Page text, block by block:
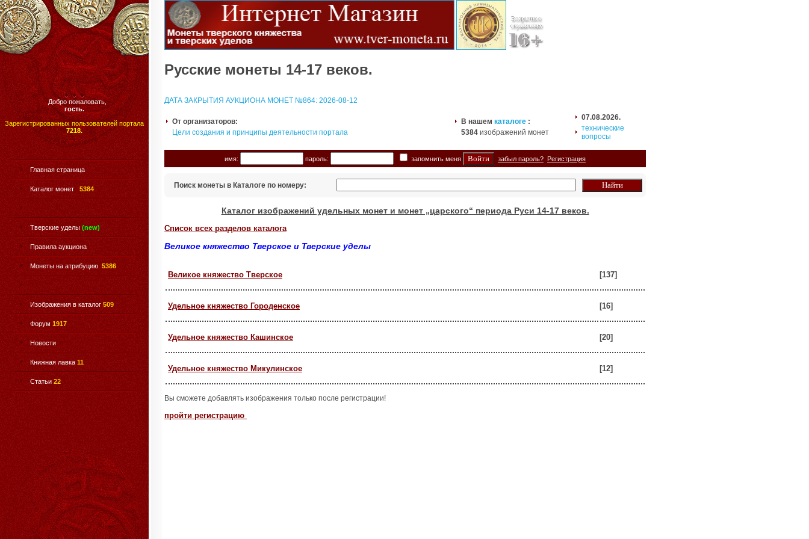
Добро пожаловать,
гость.
Зарегистрированных пользователей портала
7218.
Главная страница
Каталог монет 5384
Тверские уделы (new)
Правила аукциона
Монеты на атрибуцию 5386
Изображения в каталог 509
Форум 1917
Новости
Книжная лавка 11
Статьи 22
Русские монеты 14-17 веков.
ДАТА ЗАКРЫТИЯ АУКЦИОНА МОНЕТ №864: 2026-08-12
От организаторов:
Цели создания и принципы деятельности портала
В нашем каталоге :
5384 изображений монет
07.08.2026.
технические
вопросы
имя: пароль: запомнить меня забыл пароль? Регистрация
Поиск монеты в Каталоге по номеру:
Каталог изображений удельных монет и монет „царского“ периода Руси 14-17 веков.
Список всех разделов каталога
Великое княжество Тверское и Тверские уделы
Великое княжество Тверское [137]
Удельное княжество Городенское [16]
Удельное княжество Кашинское [20]
Удельное княжество Микулинское [12]
Вы сможете добавлять изображения только после регистрации!
пройти регистрацию